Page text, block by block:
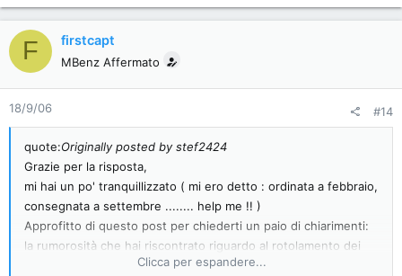
F firstcapt
MBenz Affermato
18/9/06 #14
quote:Originally posted by stef2424
Grazie per la risposta,
mi hai un po' tranquillizzato ( mi ero detto : ordinata a febbraio,
consegnata a settembre ........ help me !! )
Approfitto di questo post per chiederti un paio di chiarimenti:
la rumorosità che hai riscontrato riguardo al rotolamento dei
pneumatici da che velocità si inizia a sentire ?
Clicca per espandere...